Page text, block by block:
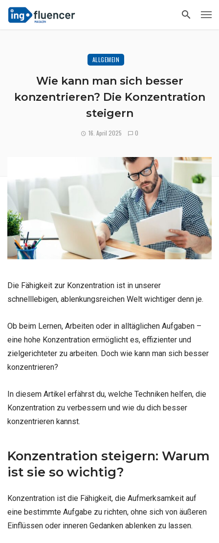
ALLGEMEIN
Wie kann man sich besser
konzentrieren? Die Konzentration
steigern
16. April 2025 0
Die Fähigkeit zur Konzentration ist in unserer
schnelllebigen, ablenkungsreichen Welt wichtiger denn je.
Ob beim Lernen, Arbeiten oder in alltäglichen Aufgaben –
eine hohe Konzentration ermöglicht es, effizienter und
zielgerichteter zu arbeiten. Doch wie kann man sich besser
konzentrieren?
In diesem Artikel erfährst du, welche Techniken helfen, die
Konzentration zu verbessern und wie du dich besser
konzentrieren kannst.
Konzentration steigern: Warum
ist sie so wichtig?
Konzentration ist die Fähigkeit, die Aufmerksamkeit auf
eine bestimmte Aufgabe zu richten, ohne sich von äußeren
Einflüssen oder inneren Gedanken ablenken zu lassen.